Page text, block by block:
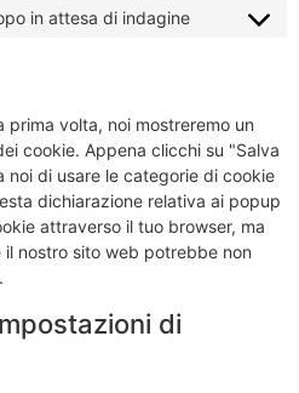
in attesa di indagine
prima volta, noi mostreremo un
cookie. Appena clicchi su "Salva
noi di usare le categorie di cookie
dichiarazione relativa ai popup
attraverso il tuo browser, ma
nostro sito web potrebbe non
di